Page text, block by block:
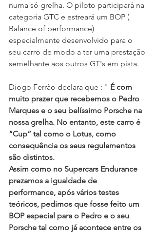
numa só grelha. O piloto participará na
categoria GTC e estreará um BOP (
Balance of performance)
especialmente desenvolvido para o
seu carro de modo a ter uma prestação
semelhante aos outros GT's em pista.
Diogo Ferrão declara que : " É com
muito prazer que recebemos o Pedro
Marques e o seu belíssimo Porsche na
nossa grelha. No entanto, este carro é
“Cup” tal como o Lotus, como
consequência os seus regulamentos
são distintos.
Assim como no Supercars Endurance
prezamos a igualdade de
performance, após vários testes
teóricos, pedimos que fosse feito um
BOP especial para o Pedro e o seu
Porsche tal como já acontece entre os